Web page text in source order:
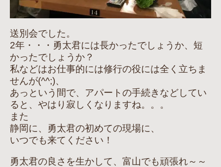
送別会でした。
2年・・・勇太君には長かったでしょうか、短
かったでしょうか？
私などはお仕事的には修行の役には全く立ちま
せんが(^^;)、
あっという間で、アパートの手続きなどしてい
ると、やはり寂しくなりますね。。。
また
静岡に、勇太君の初めての現場に、
いつでも来てください！
勇太君の良さを生かして、富山でも頑張れ～～